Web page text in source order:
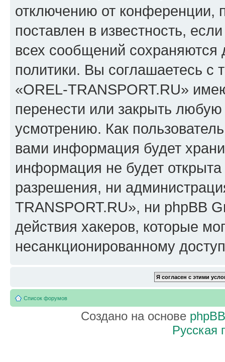
отключению от конференции,
поставлен в известность,
всех сообщений сохраняются
политики. Вы соглашаетесь
«OREL-TRANSPORT.RU»
перенести или закрыть
усмотрению. Как
вами информация будет
информация не будет
разрешения, ни
TRANSPORT.RU», ни phpBB
действия хакеров, которые
несанкционированному
Список форумов
Создано на основе phpBB
Русская